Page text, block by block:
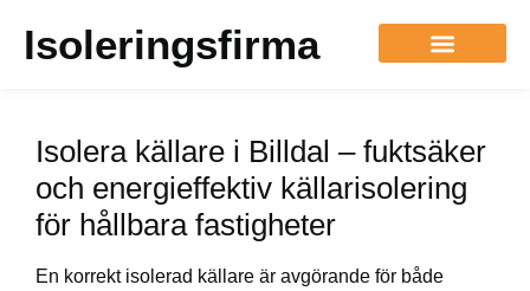
Isoleringsfirma
Isolera källare i Billdal – fuktsäker
och energieffektiv källarisolering
för hållbara fastigheter
En korrekt isolerad källare är avgörande för både